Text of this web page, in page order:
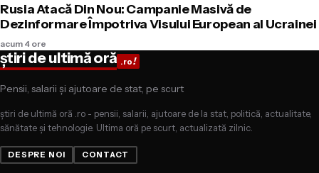
Rusia Atacă Din Nou: Campanie Masivă de
Dezinformare Împotriva Visului European al Ucrainei
acum 4 ore
știri de ultimă oră .ro!
Pensii, salarii și ajutoare de stat, pe scurt
știri de ultimă oră .ro - pensii, salarii, ajutoare de la stat, politică, actualitate,
sănătate și tehnologie. Ultima oră pe scurt, actualizată zilnic.
DESPRE NOI CONTACT